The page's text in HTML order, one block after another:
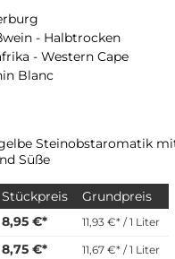
- Halbtrocken
- Western Cape
Blanc
Steinobstaromatik mit spritziger
Süße
Stückpreis Grundpreis
8,95 €* 11,93 €* / 1 Liter
8,75 €* 11,67 €* / 1 Liter